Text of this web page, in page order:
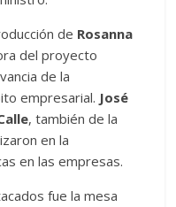
de Rosanna
del proyecto
de la
empresarial. José
, también de la
en la
en las empresas.
fue la mesa